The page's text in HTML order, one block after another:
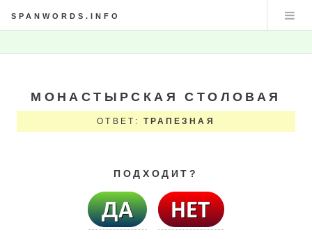
SPANWORDS.INFO
МОНАСТЫРСКАЯ СТОЛОВАЯ
ОТВЕТ: ТРАПЕЗНАЯ
ПОДХОДИТ?